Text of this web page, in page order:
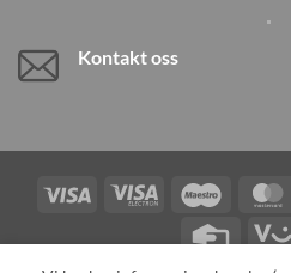
Kontakt oss
Visa
Visa
Electron
Maestro
Credit